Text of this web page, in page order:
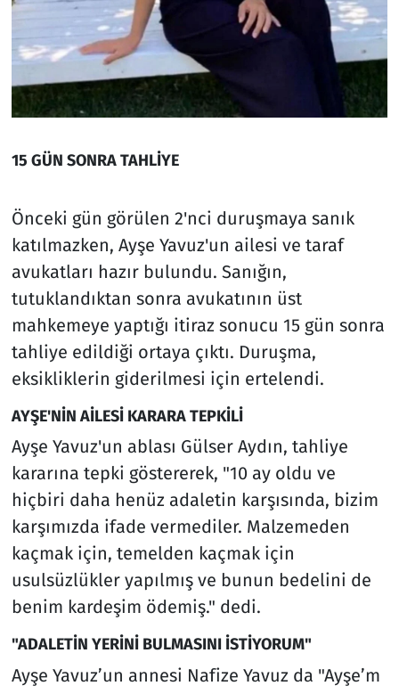
15 GÜN SONRA TAHLİYE
Önceki gün görülen 2'nci duruşmaya sanık
katılmazken, Ayşe Yavuz'un ailesi ve taraf
avukatları hazır bulundu. Sanığın,
tutuklandıktan sonra avukatının üst
mahkemeye yaptığı itiraz sonucu 15 gün sonra
tahliye edildiği ortaya çıktı. Duruşma,
eksikliklerin giderilmesi için ertelendi.
AYŞE'NİN AİLESİ KARARA TEPKİLİ
Ayşe Yavuz'un ablası Gülser Aydın, tahliye
kararına tepki göstererek, "10 ay oldu ve
hiçbiri daha henüz adaletin karşısında, bizim
karşımızda ifade vermediler. Malzemeden
kaçmak için, temelden kaçmak için
usulsüzlükler yapılmış ve bunun bedelini de
benim kardeşim ödemiş." dedi.
"ADALETİN YERİNİ BULMASINI İSTİYORUM"
Ayşe Yavuz’un annesi Nafize Yavuz da "Ayşe’m